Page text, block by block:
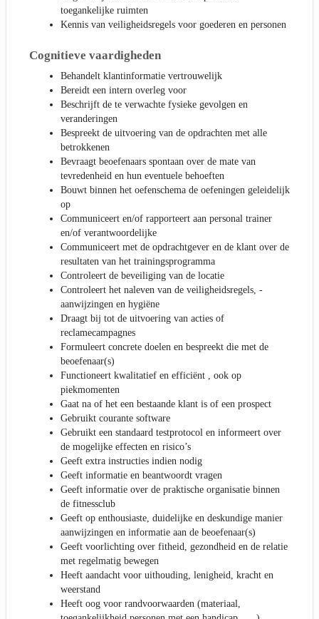
toegankelijke ruimten
Kennis van veiligheidsregels voor goederen en personen
Cognitieve vaardigheden
Behandelt klantinformatie vertrouwelijk
Bereidt een intern overleg voor
Beschrijft de te verwachte fysieke gevolgen en
veranderingen
Bespreekt de uitvoering van de opdrachten met alle
betrokkenen
Bevraagt beoefenaars spontaan over de mate van
tevredenheid en hun eventuele behoeften
Bouwt binnen het oefenschema de oefeningen geleidelijk
op
Communiceert en/of rapporteert aan personal trainer
en/of verantwoordelijke
Communiceert met de opdrachtgever en de klant over de
resultaten van het trainingsprogramma
Controleert de beveiliging van de locatie
Controleert het naleven van de veiligheidsregels, -
aanwijzingen en hygiëne
Draagt bij tot de uitvoering van acties of
reclamecampagnes
Formuleert concrete doelen en bespreekt die met de
beoefenaar(s)
Functioneert kwalitatief en efficiënt , ook op
piekmomenten
Gaat na of het een bestaande klant is of een prospect
Gebruikt courante software
Gebruikt een standaard testprotocol en informeert over
de mogelijke effecten en risico’s
Geeft extra instructies indien nodig
Geeft informatie en beantwoordt vragen
Geeft informatie over de praktische organisatie binnen
de fitnessclub
Geeft op enthousiaste, duidelijke en deskundige manier
aanwijzingen en informatie aan de beoefenaar(s)
Geeft voorlichting over fitheid, gezondheid en de relatie
met regelmatig bewegen
Heeft aandacht voor uithouding, lenigheid, kracht en
weerstand
Heeft oog voor randvoorwaarden (materiaal,